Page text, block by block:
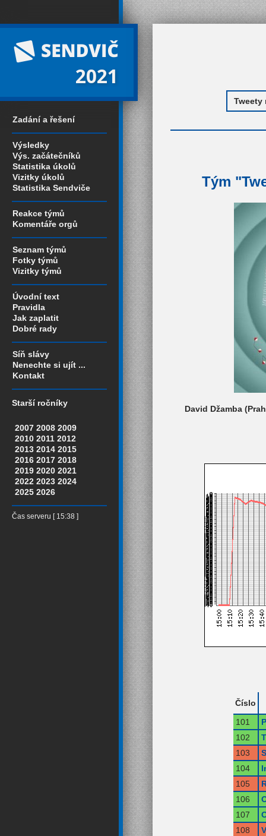
2021
Zadání a řešení
Výsledky
Výs. začátečníků
Statistika úkolů
Vizitky úkolů
Statistika Sendviče
Reakce týmů
Komentáře orgů
Seznam týmů
Fotky týmů
Vizitky týmů
Úvodní text
Pravidla
Jak zaplatit
Dobré rady
Síň slávy
Nenechte si ujít ...
Kontakt
Starší ročníky
2007 2008 2009
2010 2011 2012
2013 2014 2015
2016 2017 2018
2019 2020 2021
2022 2023 2024
2025 2026
Čas serveru [ 15:38 ]
Tým
David Džamba
Číslo
101
102
103
104
105
106
107
108